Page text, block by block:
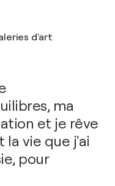
d'art
ma
et je rêve
la vie que j'ai
pour